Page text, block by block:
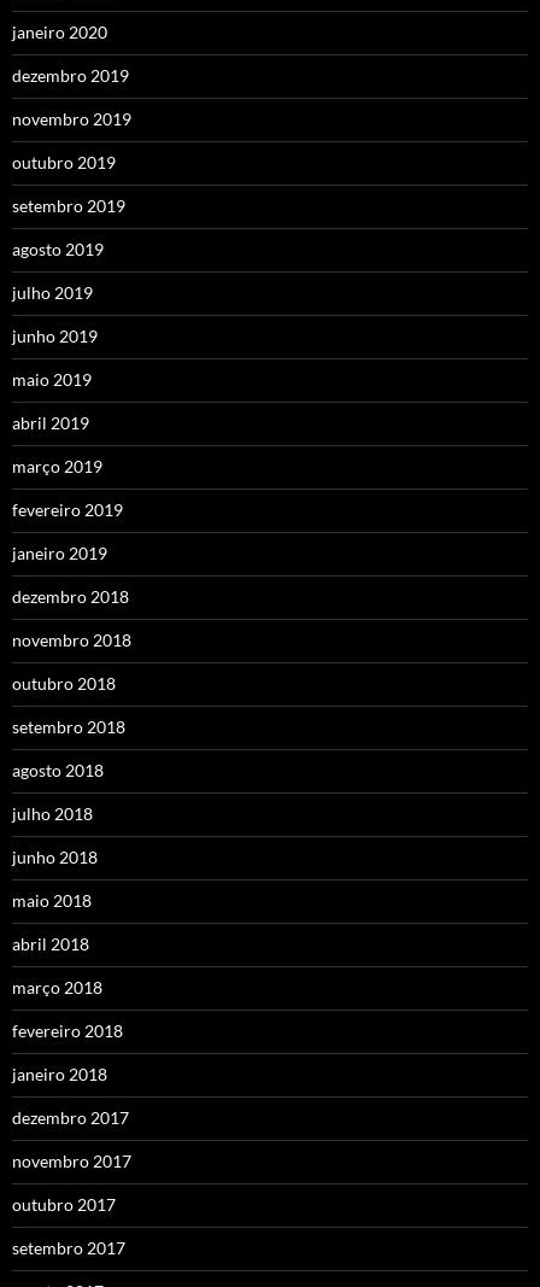
janeiro 2020
dezembro 2019
novembro 2019
outubro 2019
setembro 2019
agosto 2019
julho 2019
junho 2019
maio 2019
abril 2019
março 2019
fevereiro 2019
janeiro 2019
dezembro 2018
novembro 2018
outubro 2018
setembro 2018
agosto 2018
julho 2018
junho 2018
maio 2018
abril 2018
março 2018
fevereiro 2018
janeiro 2018
dezembro 2017
novembro 2017
outubro 2017
setembro 2017